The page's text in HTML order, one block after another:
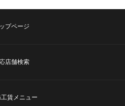
プページ
店舗検索
賃メニュー